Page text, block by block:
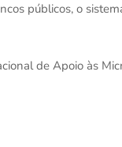
públicos, o
de Apoio às